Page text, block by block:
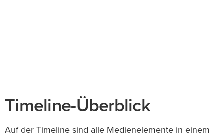
Timeline-Überblick
Auf der Timeline sind alle Medienelemente in einem